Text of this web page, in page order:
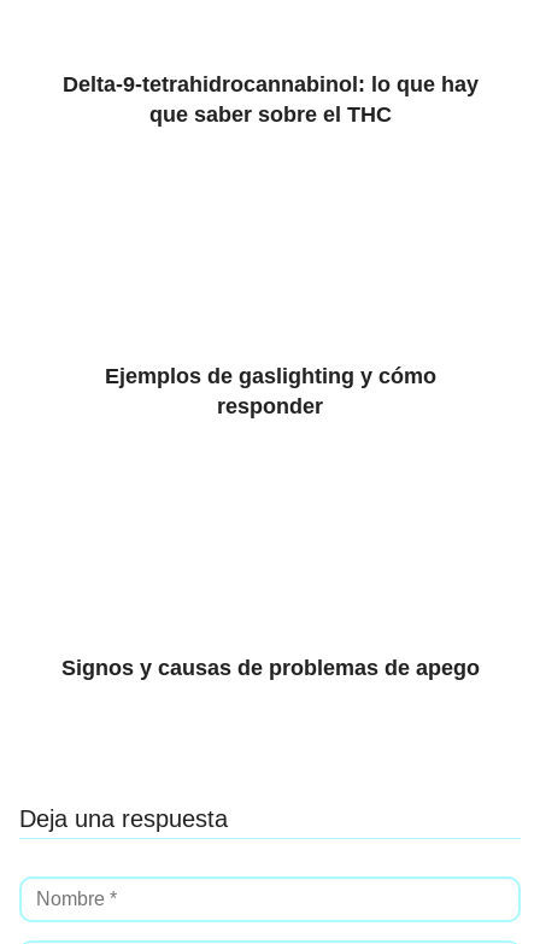
Delta-9-tetrahidrocannabinol: lo que hay
que saber sobre el THC
Ejemplos de gaslighting y cómo
responder
Signos y causas de problemas de apego
Deja una respuesta